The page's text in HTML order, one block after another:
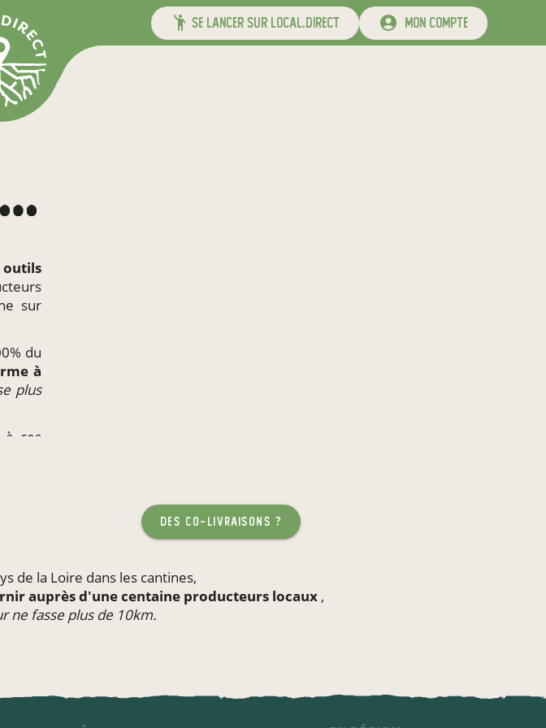
se lancer sur local.direct mon compte
EN PAYS DE LA LOIRE
outils
sur
du
à
plus
ces
des co-livraisons ?
de la Loire dans les cantines,
auprès d'une centaine producteurs locaux ,
ne fasse plus de 10km.